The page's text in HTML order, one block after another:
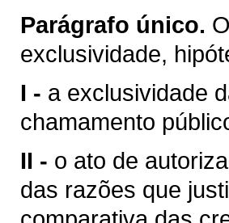
Parágrafo único.
exclusividade,
I - a exclusividade
chamamento
II - o ato de
das razões que